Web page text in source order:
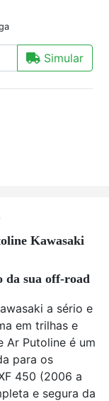
Simular
Kawasaki
da sua off-road
a sério e
em trilhas e
Ar Putoline é um
para os
450 (2006 a
e segura da